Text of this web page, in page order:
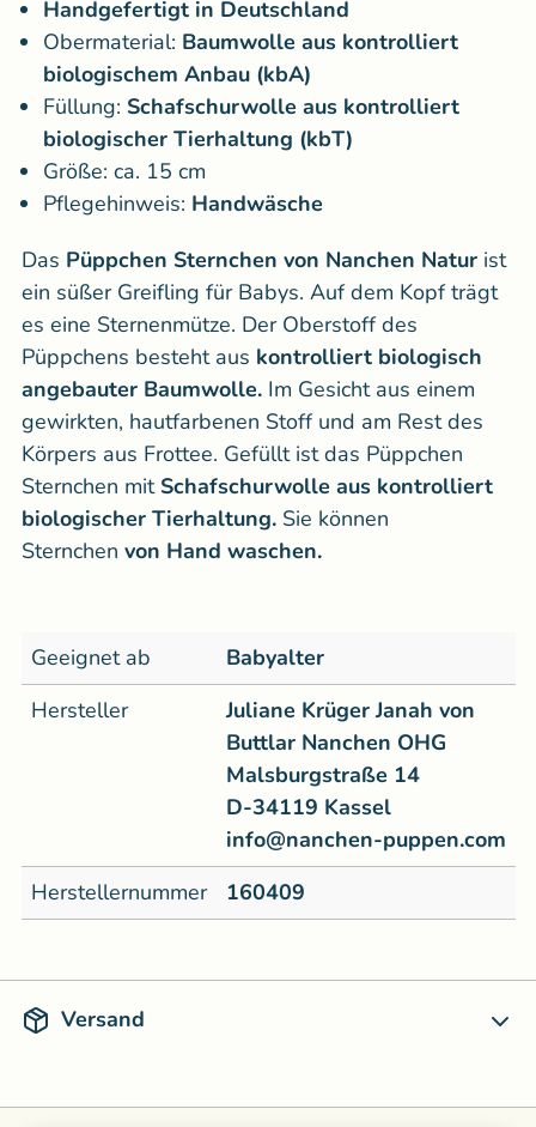
Handgefertigt in Deutschland
Obermaterial: Baumwolle aus kontrolliert
biologischem Anbau (kbA)
Füllung: Schafschurwolle aus kontrolliert
biologischer Tierhaltung (kbT)
Größe: ca. 15 cm
Pflegehinweis: Handwäsche
Das Püppchen Sternchen von Nanchen Natur ist
ein süßer Greifling für Babys. Auf dem Kopf trägt
es eine Sternenmütze. Der Oberstoff des
Püppchens besteht aus kontrolliert biologisch
angebauter Baumwolle. Im Gesicht aus einem
gewirkten, hautfarbenen Stoff und am Rest des
Körpers aus Frottee. Gefüllt ist das Püppchen
Sternchen mit Schafschurwolle aus kontrolliert
biologischer Tierhaltung. Sie können
Sternchen von Hand waschen.
Geeignet ab
Babyalter
Hersteller
Juliane Krüger Janah von
Buttlar Nanchen OHG
Malsburgstraße 14
D-34119 Kassel
info@nanchen-puppen.com
Herstellernummer
160409
Versand